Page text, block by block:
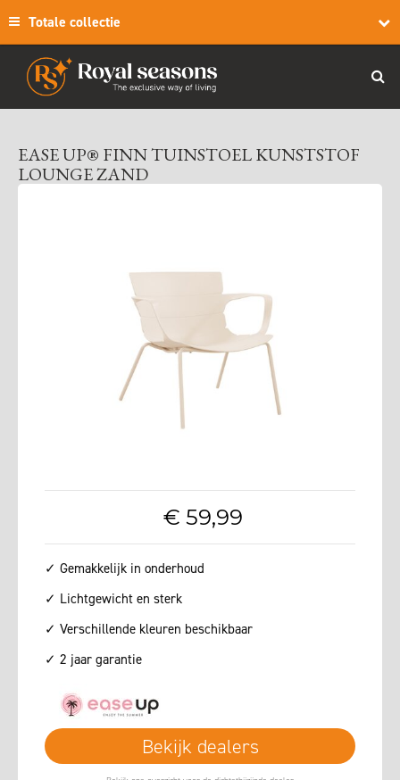
Totale collectie
EASE UP® FINN TUINSTOEL KUNSTSTOF
LOUNGE ZAND
€ 59,99
✓ Gemakkelijk in onderhoud
✓ Lichtgewicht en sterk
✓ Verschillende kleuren beschikbaar
✓ 2 jaar garantie
Bekijk dealers